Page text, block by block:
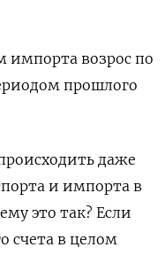
импорта возрос по
прошлого
даже
и импорта в
это так? Если
счета в целом